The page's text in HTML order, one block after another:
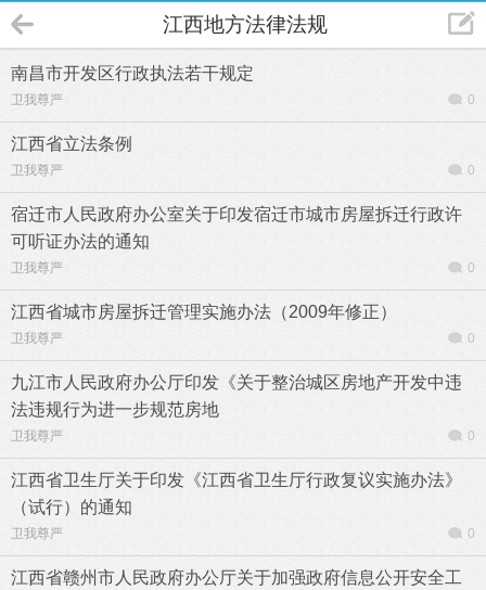
江西地方法律法规
南昌市开发区行政执法若干规定
卫我尊严 0
江西省立法条例
卫我尊严 0
宿迁市人民政府办公室关于印发宿迁市城市房屋拆迁行政许
可听证办法的通知
卫我尊严 0
江西省城市房屋拆迁管理实施办法（2009年修正）
卫我尊严 0
九江市人民政府办公厅印发《关于整治城区房地产开发中违
法违规行为进一步规范房地
卫我尊严 0
江西省卫生厅关于印发《江西省卫生厅行政复议实施办法》
（试行）的通知
卫我尊严 0
江西省赣州市人民政府办公厅关于加强政府信息公开安全工